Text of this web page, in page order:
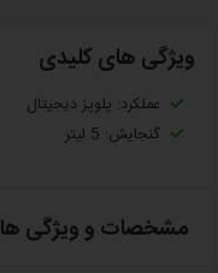
ویژگی های کلیدی
عملکرد: پلوپز دیجیتال
گنجایش: 5 لیتر
مشخصات و ویژگی ها